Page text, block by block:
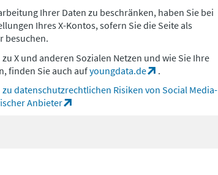
Ihrer Daten zu beschränken, haben Sie bei
Ihres X-Kontos, sofern Sie die Seite als
besuchen.
X und anderen Sozialen Netzen und wie Sie Ihre
finden Sie auch aufyoungdata.de
.
datenschutzrechtlichen Risiken von Social Media-
Anbieter